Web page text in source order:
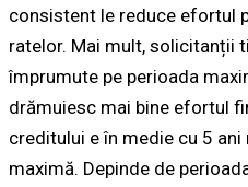
consistent le reduce efortul
ratelor. Mai mult, solicitanții
împrumute pe perioada
drămuiesc mai bine efortul
creditului e în medie cu 5
maximă. Depinde de